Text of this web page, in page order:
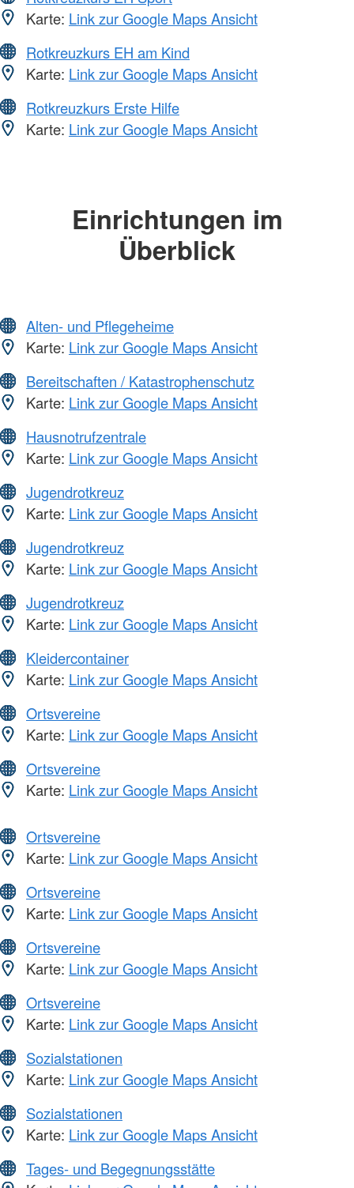
Karte: Link zur Google Maps Ansicht
Rotkreuzkurs EH am Kind
Karte: Link zur Google Maps Ansicht
Rotkreuzkurs Erste Hilfe
Karte: Link zur Google Maps Ansicht
Einrichtungen im
Überblick
Alten- und Pflegeheime
Karte: Link zur Google Maps Ansicht
Bereitschaften / Katastrophenschutz
Karte: Link zur Google Maps Ansicht
Hausnotrufzentrale
Karte: Link zur Google Maps Ansicht
Jugendrotkreuz
Karte: Link zur Google Maps Ansicht
Jugendrotkreuz
Karte: Link zur Google Maps Ansicht
Jugendrotkreuz
Karte: Link zur Google Maps Ansicht
Kleidercontainer
Karte: Link zur Google Maps Ansicht
Ortsvereine
Karte: Link zur Google Maps Ansicht
Ortsvereine
Karte: Link zur Google Maps Ansicht
Ortsvereine
Karte: Link zur Google Maps Ansicht
Ortsvereine
Karte: Link zur Google Maps Ansicht
Ortsvereine
Karte: Link zur Google Maps Ansicht
Ortsvereine
Karte: Link zur Google Maps Ansicht
Sozialstationen
Karte: Link zur Google Maps Ansicht
Sozialstationen
Karte: Link zur Google Maps Ansicht
Tages- und Begegnungsstätte